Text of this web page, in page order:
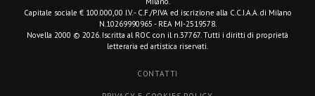
Capitale sociale € 100.000,00 I.V. - C.F./P.IVA ed iscrizione alla C.C.I.A.A. di Milano
N.10269990965 - REA MI-2519578.
Novella 2000 © 2026. Iscritta al ROC con il n.37767. Tutti i diritti di proprietà
letteraria ed artistica riservati.
CONTATTI